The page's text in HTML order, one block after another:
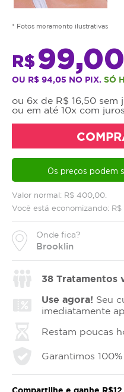
* Fotos meramente ilustrativas
Valor normal: R$ 400,00.
Você está economizando: R$
Onde fica?
Brooklin
R$99,00
OU R$ 94,05 NO PIX. SÓ
ou 6x de R$ 16,50 sem
ou em até 10x com juros
Os preços podem
38 Tratamentos
Use agora! Seu
imediatamente
Restam poucas
Garantimos
Compartilhe e ganhe